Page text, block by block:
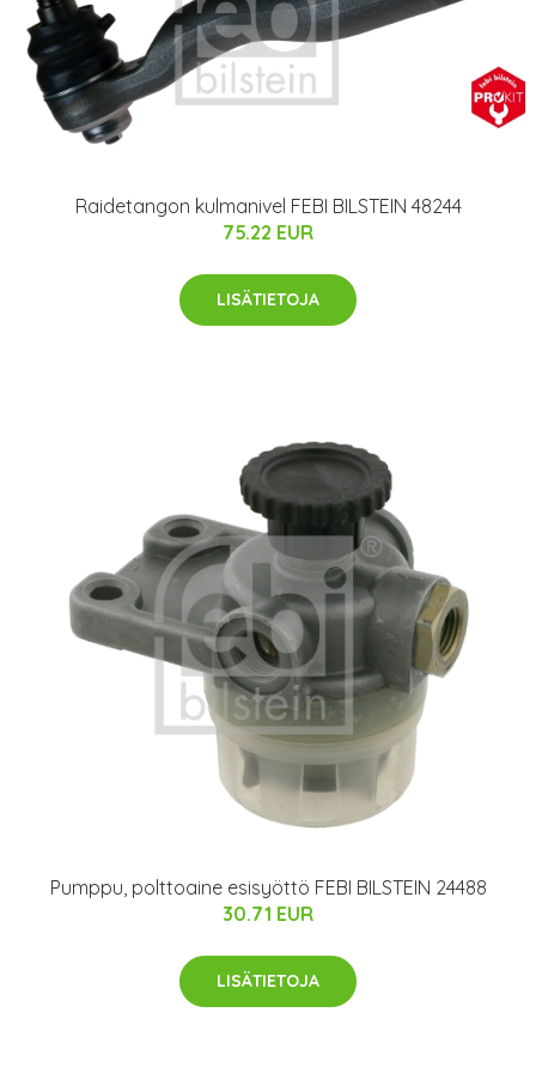
Raidetangon kulmanivel FEBI BILSTEIN 48244
75.22 EUR
LISÄTIETOJA
Pumppu, polttoaine esisyöttö FEBI BILSTEIN 24488
30.71 EUR
LISÄTIETOJA